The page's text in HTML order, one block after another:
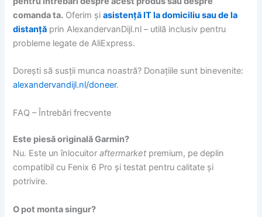
comanda ta. Oferim șiasistență IT la domiciliu sau de la
distanță prin AlexandervanDijl.nl – utilă inclusiv pentru
probleme legate de AliExpress.
Dorești să susții munca noastră? Donațiile sunt binevenite:
alexandervandijl.nl/doneer.
FAQ – Întrebări frecvente
Este piesă originală Garmin?
Nu. Este un înlocuitoraftermarket premium, pe deplin
compatibil cu Fenix 6 Pro și testat pentru calitate și
potrivire.
O pot monta singur?